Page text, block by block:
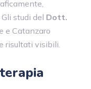
studi del Dott.
e Catanzaro
risultati visibili.